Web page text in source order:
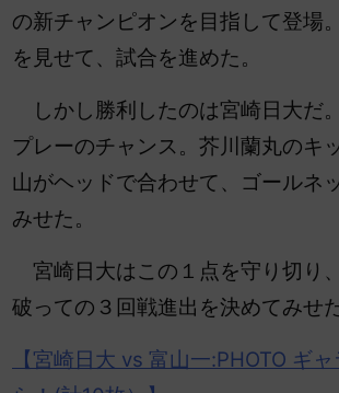
の新チャンピオンを目指して登場
を見せて、試合を進めた。
しかし勝利したのは宮崎日大だ
プレーのチャンス。芥川蘭丸のキ
山がヘッドで合わせて、ゴールネ
みせた。
宮崎日大はこの１点を守り切り
破っての３回戦進出を決めてみせた
【宮崎日大 vs 富山一:PHOTO ギ